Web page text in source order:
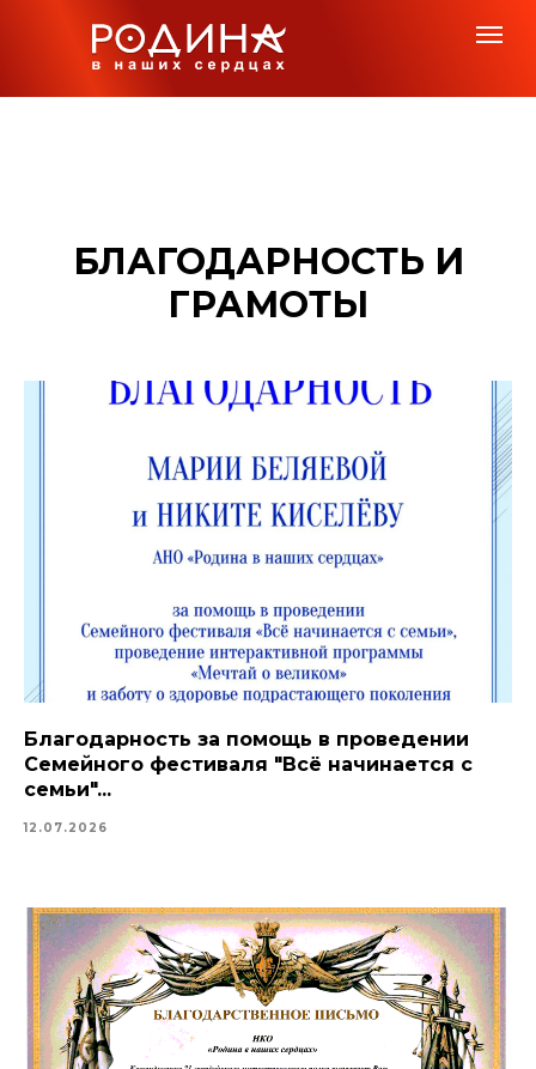
БЛАГОДАРНОСТЬ И
ГРАМОТЫ
Благодарность за помощь в проведении
Семейного фестиваля "Всё начинается с
семьи"...
12.07.2026